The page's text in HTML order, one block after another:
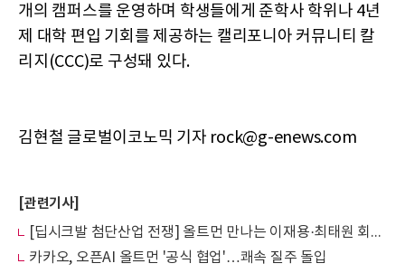
개의 캠퍼스를 운영하며 학생들에게 준학사 학위나 4년
제 대학 편입 기회를 제공하는 캘리포니아 커뮤니티 칼
리지(CCC)로 구성돼 있다.
김현철 글로벌이코노믹 기자 rock@g-enews.com
[관련기사]
[딥시크발 첨단산업 전쟁] 올트먼 만나는 이재용·최태원 회장, 오픈AI 협력 방안 모색
카카오, 오픈AI 올트먼 '공식 협업'…쾌속 질주 돌입